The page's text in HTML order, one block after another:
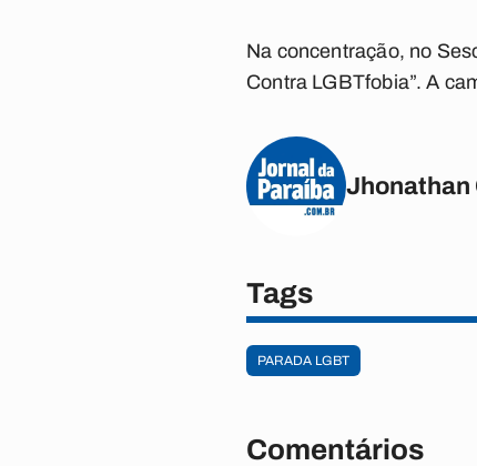
Na concentração, no
Contra LGBTfobia”. A
Jhonathan
Tags
PARADA LGBT
Comentários